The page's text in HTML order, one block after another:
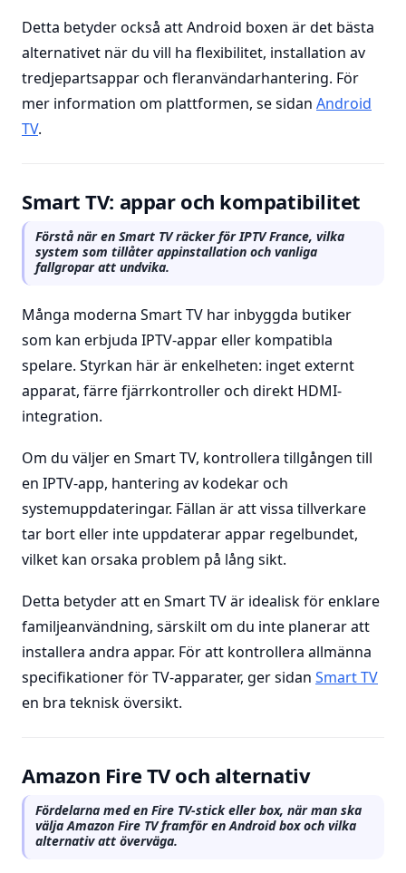
Detta betyder också att Android boxen är det bästa
alternativet när du vill ha flexibilitet, installation av
tredjepartsappar och fleranvändarhantering. För
mer information om plattformen, se sidan Android
TV.
Smart TV: appar och kompatibilitet
Förstå när en Smart TV räcker för IPTV France, vilka
system som tillåter appinstallation och vanliga
fallgropar att undvika.
Många moderna Smart TV har inbyggda butiker
som kan erbjuda IPTV-appar eller kompatibla
spelare. Styrkan här är enkelheten: inget externt
apparat, färre fjärrkontroller och direkt HDMI-
integration.
Om du väljer en Smart TV, kontrollera tillgången till
en IPTV-app, hantering av kodekar och
systemuppdateringar. Fällan är att vissa tillverkare
tar bort eller inte uppdaterar appar regelbundet,
vilket kan orsaka problem på lång sikt.
Detta betyder att en Smart TV är idealisk för enklare
familjeanvändning, särskilt om du inte planerar att
installera andra appar. För att kontrollera allmänna
specifikationer för TV-apparater, ger sidan Smart TV
en bra teknisk översikt.
Amazon Fire TV och alternativ
Fördelarna med en Fire TV-stick eller box, när man ska
välja Amazon Fire TV framför en Android box och vilka
alternativ att överväga.